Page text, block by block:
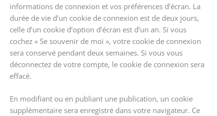
informations de connexion et vos préférences d’écran. La
durée de vie d’un cookie de connexion est de deux jours,
celle d’un cookie d’option d’écran est d’un an. Si vous
cochez « Se souvenir de moi », votre cookie de connexion
sera conservé pendant deux semaines. Si vous vous
déconnectez de votre compte, le cookie de connexion sera
effacé.
En modifiant ou en publiant une publication, un cookie
supplémentaire sera enregistré dans votre navigateur. Ce